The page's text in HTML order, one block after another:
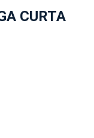
CURTA